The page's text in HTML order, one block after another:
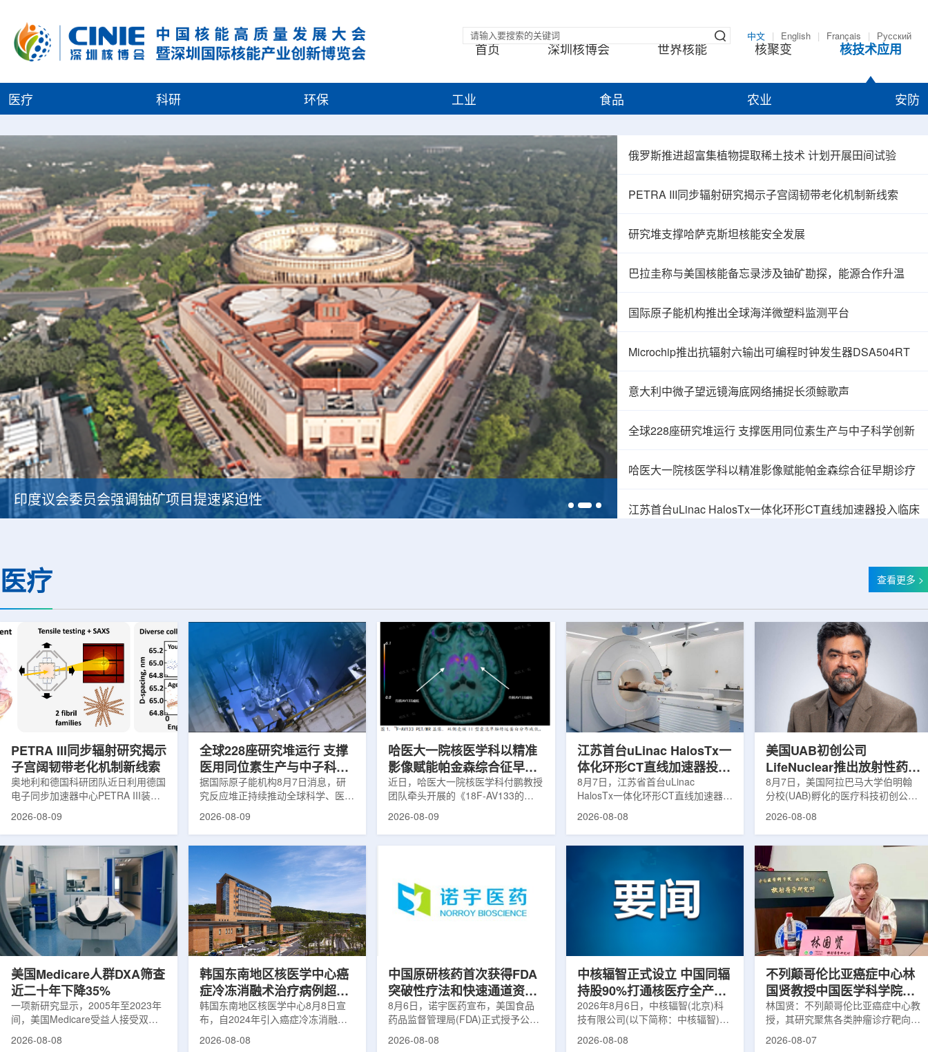
中文 English Français Русский
首页 深圳核博会 世界核能 核聚变 核技术应用
医疗 科研 环保 工业 食品 农业 安防
印度议会委员会强调铀矿项目提速紧迫性 中核辐智正式设立 中国同辐持股90%打通核医
俄罗斯推进超富集植物提取稀土技术 计划开展田间试验
PETRA III同步辐射研究揭示子宫阔韧带老化机制新线索
研究堆支撑哈萨克斯坦核能安全发展
巴拉圭称与美国核能备忘录涉及铀矿勘探，能源合作升温
国际原子能机构推出全球海洋微塑料监测平台
Microchip推出抗辐射六输出可编程时钟发生器DSA504RT
意大利中微子望远镜海底网络捕捉长须鲸歌声
全球228座研究堆运行 支撑医用同位素生产与中子科学创新
哈医大一院核医学科以精准影像赋能帕金森综合征早期诊疗
江苏首台uLinac HalosTx一体化环形CT直线加速器投入临床
医疗 查看更多 >
PETRA III同步辐射研究揭示
子宫阔韧带老化机制新线索
奥地利和德国科研团队近日利用德国
电子同步加速器中心PETRA III装
置，对支撑子宫的重要韧带——阔韧
学线索。相关研究成果发表于《生物
材料学报》。盆腔器官脱垂是女性健
康领域常见但机制仍不清晰的问题，
约40%的女性会受到影响，且多发生
在生命后半段。医学研究人员此前推
测，子宫周围韧带随年龄发生松弛，
可能是脱垂的重要原因之一。阔韧带
连接子宫与盆腔内壁，其强度和弹性
2026-08-09
全球228座研究堆运行 支撑
医用同位素生产与中子科学
创新
据国际原子能机构8月7日消息，研
究反应堆正持续推动全球科学、医疗
和工业领域创新。目前，全球54个
应堆不同于用于发电的核反应堆，主
要功能是产生中子，为医疗、工业、
农业、地质科学、法医学及核科学研
究提供支撑。从上方拍摄的研究堆水
池。(图片：国际原子能机构)在医疗
领域，研究堆是医用放射性同位素的
重要来源。其中，锝-99m被广泛用
于癌症以及心脏、脑部和骨骼疾病诊
2026-08-09
哈医大一院核医学科以精准
影像赋能帕金森综合征早期
诊疗
近日，哈医大一院核医学科付鹏教授
团队牵头开展的《18F-AV133的
PET/MR显像在帕金森病中的临床应
诊断主要依赖症状评估和经验判断，
对于早期阶段、非典型病例以及疾病
鉴别诊断仍存在一定挑战。该技术的
推广应用，标志着哈医大一院在神经
2026-08-09
江苏首台uLinac HalosTx一
体化环形CT直线加速器投入
临床
8月7日，江苏省首台uLinac
HalosTx一体化环形CT直线加速器在
南京医科大学第三附属医院(常州二
疗是肿瘤治疗的重要方式之一。传统
分体式放疗流程中，患者通常需要在
CT室与治疗室之间转运，治疗计划
也多依据此前采集的静态影像制定。
2026-08-08
美国UAB初创公司
LifeNuclear推出放射性药物
治疗安全指导平台
TheraGuide
8月7日，美国阿拉巴马大学伯明翰
分校(UAB)孵化的医疗科技初创公司
LifeNuclear宣布推出数字化平台
遵循辐射安全指导。放射性药物疗法
通过使用放射性药物靶向癌细胞，在
尽量减少周围健康组织损伤的同时发
挥治疗作用。随着该疗法应用范围扩
大，患者在治疗后通常需要阅读并执
行较为复杂的书面说明，这对部分患
者和护理人员而言存在理解和操作难
度。雷莫·乔治博士LifeNuclear由
2026-08-08
美国Medicare人群DXA筛查
近二十年下降35%
一项新研究显示，2005年至2023年
间，美国Medicare受益人接受双能X
射线吸收测定(DXA)检查的比例明显
2026-08-08
韩国东南地区核医学中心癌
症冷冻消融术治疗病例超过
100例
韩国东南地区核医学中心8月8日宣
布，自2024年引入癌症冷冻消融术
以来，中心已完成超过100例相关手
2026-08-08
中国原研核药首次获得FDA
突破性疗法和快速通道资格
双重认定
8月6日，诺宇医药宣布，美国食品
药品监督管理局(FDA)正式授予公司
自主研发的68Ga-NYM096突破性疗
2026-08-08
中核辐智正式设立 中国同辐
持股90%打通核医疗全产业
链
2026年8月6日，中核辐智(北京)科
技有限公司(以下简称：中核辐智)正
式设立。公司由中国同辐股份有限公
2026-08-08
不列颠哥伦比亚癌症中心林
国贤教授中国医学科学院放
射医学研究所开展学术交流
林国贤：不列颠哥伦比亚癌症中心教
授，其研究聚焦各类肿瘤诊疗靶向放
射性药物开发，迄今已主导/参与发
2026-08-07